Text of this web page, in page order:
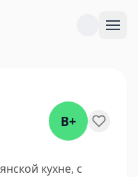
B+
кухне, с